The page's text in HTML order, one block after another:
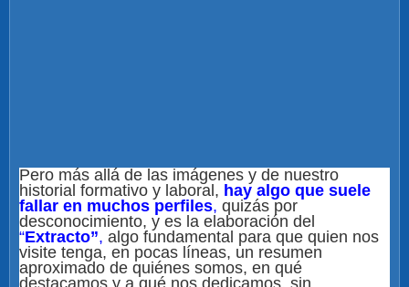
Pero más allá de las imágenes y de nuestro
historial formativo y laboral, hay algo que suele
fallar en muchos perfiles, quizás por
desconocimiento, y es la elaboración del
“Extracto”, algo fundamental para que quien nos
visite tenga, en pocas líneas, un resumen
aproximado de quiénes somos, en qué
destacamos y a qué nos dedicamos, sin